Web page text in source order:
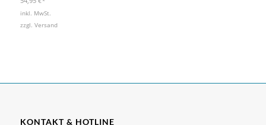
inkl. MwSt.
zzgl. Versand
KONTAKT & HOTLINE